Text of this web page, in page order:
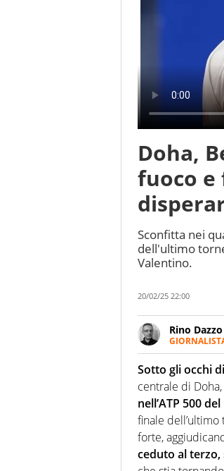
Doha,
fuoco e
Sconfitta nei
dell'ultimo
Valentino.
20/02/25 22:00
Rino Dazzo
Se mai ci
farebbe
curve
Sotto gli occhi
centrale di Doha,
nell’ATP 500
finale
forte,
ceduto al